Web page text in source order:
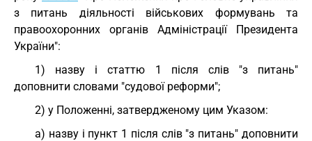
з питань діяльності військових формувань та
правоохоронних органів Адміністрації Президента
України":
1) назву і статтю 1 після слів "з питань"
доповнити словами "судової реформи";
2) у Положенні, затвердженому цим Указом:
а) назву і пункт 1 після слів "з питань" доповнити